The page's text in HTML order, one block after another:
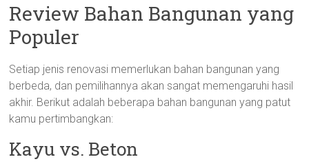
Review Bahan Bangunan yang
Populer
Setiap jenis renovasi memerlukan bahan bangunan yang
berbeda, dan pemilihannya akan sangat memengaruhi hasil
akhir. Berikut adalah beberapa bahan bangunan yang patut
kamu pertimbangkan:
Kayu vs. Beton